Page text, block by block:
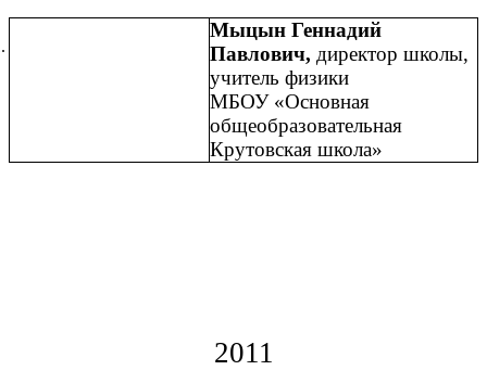
Мыцын Геннадий
Павлович, директор школы,
учитель физики
МБОУ «Основная
общеобразовательная
Крутовская школа»
2011